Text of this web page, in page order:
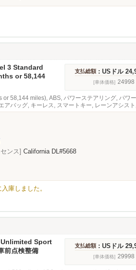
3 Standard
or 58,144
支払総額 : USドル
[車体価格] 24998
or 58,144 miles), ABS, パワーステアリング, パワ
アバッグ, キーレス, スマートキー, レーンアシス
ントロール, 緊急ブレーキシステム, オーディオ,
ンス] California DL#5668
庫しました。
Unlimited Sport
前点検整備
支払総額 : USドル
[車体価格] 29998